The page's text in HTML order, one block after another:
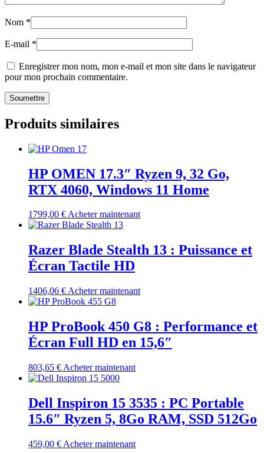
Nom *
E-mail *
Enregistrer mon nom, mon e-mail et mon site dans le navigateur
pour mon prochain commentaire.
Produits similaires
HP OMEN 17.3″ Ryzen 9, 32 Go,
RTX 4060, Windows 11 Home
1799,00 €Acheter maintenant
Razer Blade Stealth 13 : Puissance et
Écran Tactile HD
1406,06 € Acheter maintenant
HP ProBook 450 G8 : Performance et
Écran Full HD en 15,6″
803,65 € Acheter maintenant
Dell Inspiron 15 3535 : PC Portable
15.6″ Ryzen 5, 8Go RAM, SSD 512Go
459,00 € Acheter maintenant